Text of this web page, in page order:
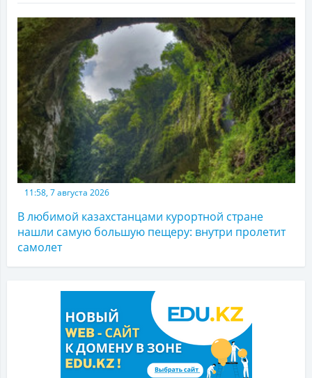
11:58, 7 августа 2026
В любимой казахстанцами курортной стране
нашли самую большую пещеру: внутри пролетит
самолет